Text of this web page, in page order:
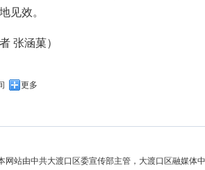
见效。
张涵菓）
更多